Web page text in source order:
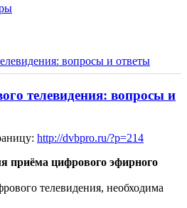
вопросы и ответы
телевидения: вопросы и
http://dvbpro.ru/?p=214
приёма цифрового эфирного
телевидения, необходима